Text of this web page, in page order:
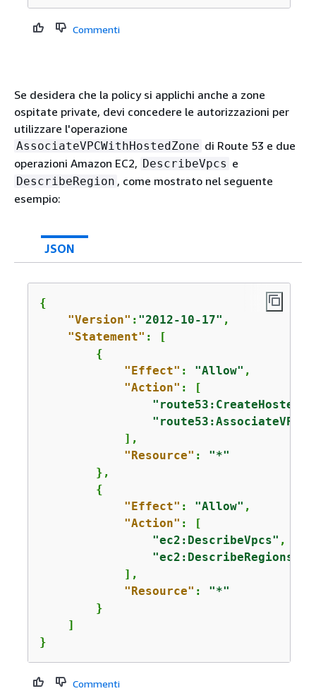
Commenti
Se desidera che la policy si applichi anche a zone
ospitate private, devi concedere le autorizzazioni per
utilizzare l'operazione
AssociateVPCWithHostedZone di Route 53 e due
operazioni Amazon EC2, DescribeVpcs e
DescribeRegion , come mostrato nel seguente
esempio:
JSON
{
"Version" : "2012-10-17" ,
"Statement" : [
{
"Effect" : "Allow" ,
"Action" : [
            ],
"Resource" : "*"
        },
{
"Effect" : "Allow" ,
"Action" : [
"ec2:DescribeVpcs" ,
"ec2:DescribeRegions"
            ],
"Resource" : "*"
        }
    ]
}
Commenti